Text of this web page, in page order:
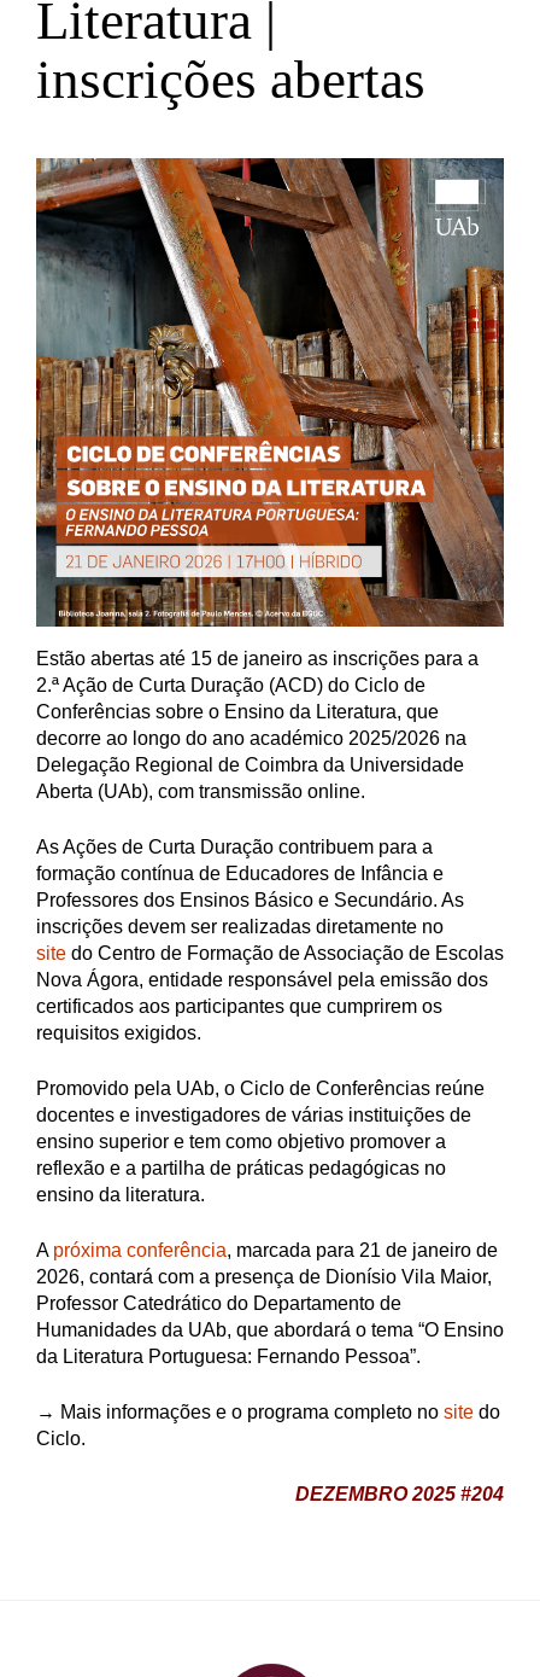
Literatura |
inscrições abertas
Estão abertas até 15 de janeiro as inscrições para a
2.ª Ação de Curta Duração (ACD) do Ciclo de
Conferências sobre o Ensino da Literatura, que
decorre ao longo do ano académico 2025/2026 na
Delegação Regional de Coimbra da Universidade
Aberta (UAb), com transmissão online.
As Ações de Curta Duração contribuem para a
formação contínua de Educadores de Infância e
Professores dos Ensinos Básico e Secundário. As
inscrições devem ser realizadas diretamente no
site do Centro de Formação de Associação de Escolas
Nova Ágora, entidade responsável pela emissão dos
certificados aos participantes que cumprirem os
requisitos exigidos.
Promovido pela UAb, o Ciclo de Conferências reúne
docentes e investigadores de várias instituições de
ensino superior e tem como objetivo promover a
reflexão e a partilha de práticas pedagógicas no
ensino da literatura.
A próxima conferência, marcada para 21 de janeiro de
2026, contará com a presença de Dionísio Vila Maior,
Professor Catedrático do Departamento de
Humanidades da UAb, que abordará o tema “O Ensino
da Literatura Portuguesa: Fernando Pessoa”.
→ Mais informações e o programa completo no site do
Ciclo.
DEZEMBRO 2025 #204